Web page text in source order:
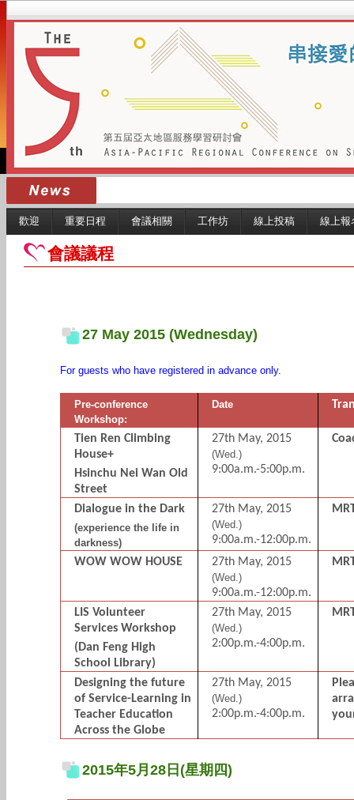
歡迎 重要日程 會議相關 工作坊 線上投稿 線上報
會議議程
27 May 2015 (Wednesday)
For guests who have registered in advance only.
Pre-conference
Workshop:
Date
Tien Ren Climbing
House+
Hsinchu Nei Wan Old
Street
27th May, 2015
(Wed.)
9:00a.m.-5:00p.m.
Dialogue in the Dark
(experience the life in
darkness)
27th May, 2015
(Wed.)
9:00a.m.-12:00p.m.
WOW WOW HOUSE 27th May, 2015
(Wed.)
9:00a.m.-12:00p.m.
LIS Volunteer
Services Workshop
(Dan Feng High
School Library)
27th May, 2015
(Wed.)
2:00p.m.-4:00p.m.
Designing the future
of Service-Learning in
Teacher Education
Across the Globe
27th May, 2015
(Wed.)
2:00p.m.-4:00p.m.
2015年5月28日(星期四)